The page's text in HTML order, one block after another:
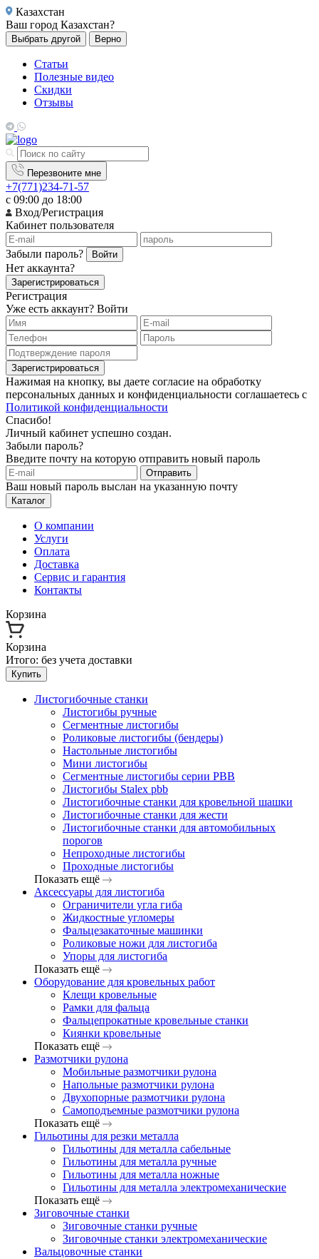
Казахстан
Ваш город Казахстан?
Выбрать другой Верно
Статьи
Полезные видео
Скидки
Отзывы
Перезвоните мне
+7(771)234-71-57
с 09:00 до 18:00
Вход/Регистрация
Кабинет пользователя
Забыли пароль? Войти
Нет аккаунта?
Зарегистрироваться
Регистрация
Уже есть аккаунт? Войти
Зарегистрироваться
Нажимая на кнопку, вы даете согласие на обработку
персональных данных и конфиденциальности соглашаетесь с
Политикой конфиденциальности
Спасибо!
Личный кабинет успешно создан.
Забыли пароль?
Введите почту на которую отправить новый пароль
Отправить
Ваш новый пароль выслан на указанную почту
Каталог
О компании
Услуги
Оплата
Доставка
Сервис и гарантия
Контакты
Корзина
Корзина
Итого: без учета доставки
Купить
Листогибочные станки
Листогибы ручные
Сегментные листогибы
Роликовые листогибы (бендеры)
Настольные листогибы
Мини листогибы
Сегментные листогибы серии PBB
Листогибы Stalex pbb
Листогибочные станки для кровельной шашки
Листогибочные станки для жести
Листогибочные станки для автомобильных
порогов
Непроходные листогибы
Проходные листогибы
Показать ещё
Аксессуары для листогиба
Ограничители угла гиба
Жидкостные угломеры
Фальцезакаточные машинки
Роликовые ножи для листогиба
Упоры для листогиба
Показать ещё
Оборудование для кровельных работ
Клещи кровельные
Рамки для фальца
Фальцепрокатные кровельные станки
Киянки кровельные
Показать ещё
Размотчики рулона
Мобильные размотчики рулона
Напольные размотчики рулона
Двухопорные размотчики рулона
Самоподъемные размотчики рулона
Показать ещё
Гильотины для резки металла
Гильотины для металла сабельные
Гильотины для металла ручные
Гильотины для металла ножные
Гильотины для металла электромеханические
Показать ещё
Зиговочные станки
Зиговочные станки ручные
Зиговочные станки электромеханические
Вальцовочные станки